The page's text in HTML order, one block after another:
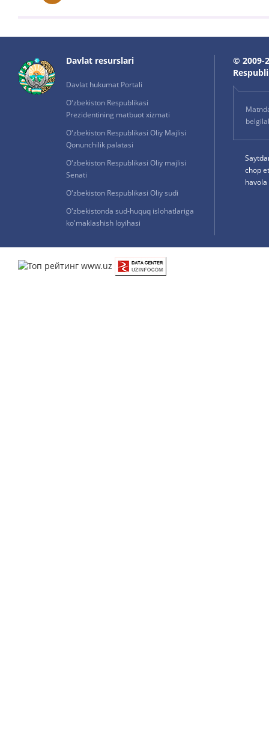
Davlat resurslari
Davlat hukumat Portali
O'zbekiston Respublikasi
Prezidentining matbuot xizmati
O'zbekiston Respublikasi Oliy Majlisi
Qonunchilik palatasi
O'zbekiston Respublikasi Oliy majlisi
Senati
O'zbekiston Respublikasi Oliy sudi
O'zbekistonda sud-huquq islohatlariga
ko'maklashish loyihasi
© 2009-
chop